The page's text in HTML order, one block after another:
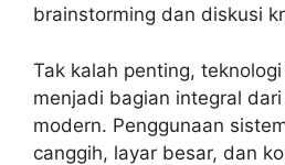
brainstorming dan diskusi
Tak kalah penting,
menjadi bagian integral
modern. Penggunaan
canggih, layar besar, dan